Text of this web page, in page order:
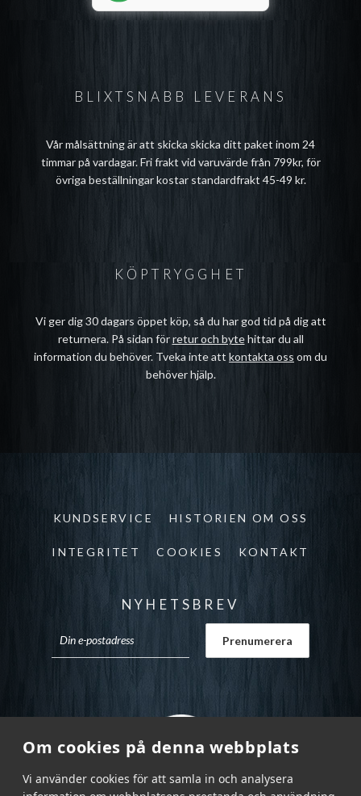
Om cookies på denna webbplats
Vi använder cookies för att samla in och analysera
BLIXTSNABB LEVERANS
Vår målsättning är att skicka skicka ditt paket inom 24
timmar på vardagar. Fri frakt vid varuvärde från 799kr, för
övriga beställningar kostar standardfrakt 45-49 kr.
KÖPTRYGGHET
Vi ger dig 30 dagars öppet köp, så du har god tid på dig att
returnera. På sidan förretur och bytehittar du all
information du behöver. Tveka inte att kontakta oss om du
behöver hjälp.
KUNDSERVICE HISTORIEN OM OSS
INTEGRITET COOKIES KONTAKT
NYHETSBREV